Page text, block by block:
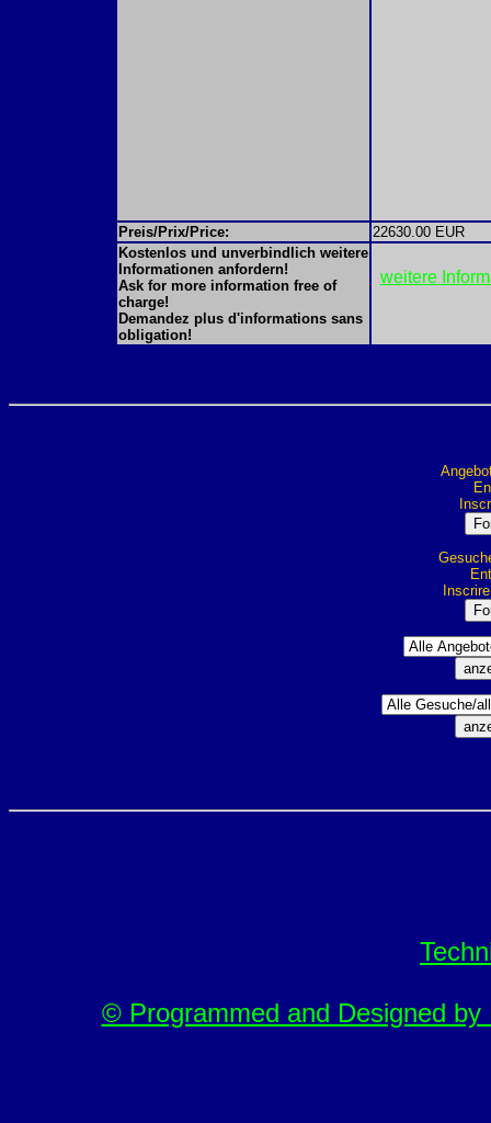
Preis/Prix/Price:
22630.00 EUR
Kostenlos und unverbindlich weitere
Informationen anfordern!
Ask for more information free of
charge!
Demandez plus d'informations sans
obligation!
weitere
© Programmed and Designed